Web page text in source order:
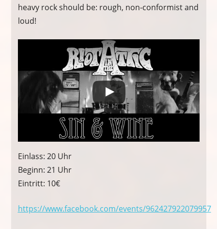
heavy rock should be: rough, non-conformist and
loud!
Einlass: 20 Uhr
Beginn: 21 Uhr
Eintritt: 10€
https://www.facebook.com/events/962427922079957